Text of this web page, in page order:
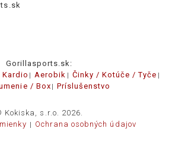
Gorillasports.sk:
Kardio Aerobik
Činky / Kotúče / Tyče
/ Box
Príslušenstvo
Kokiska, s.r.o. 2026.
Ochrana osobných údajov